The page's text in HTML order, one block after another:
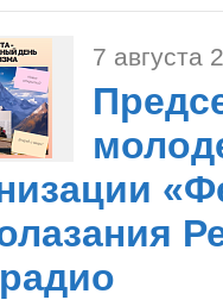
7 августа